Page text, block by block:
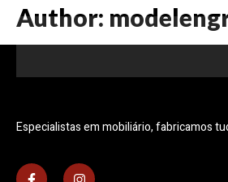
Author:
Especialistas em mobiliário, fabricamos